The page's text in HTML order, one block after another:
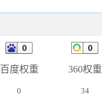
百度权重 360权重
0 34